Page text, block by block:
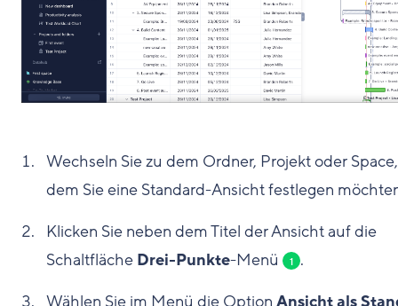
Wechseln Sie zu dem Ordner, Projekt oder
dem Sie eine Standard-Ansicht festlegen
Klicken Sie neben dem Titel der Ansicht auf die
Schaltfläche Drei-Punkte-Menü 1 .
Wählen Sie im Menü die Option Ansicht als